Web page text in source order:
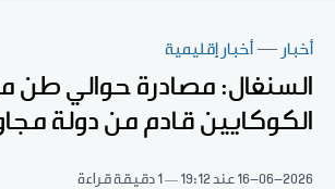
أخبار — أخبار إقليمية
السنغال: مصادرة حوالي طن
الكوكايين قادم من دولة
16-06-2026 عند 19:12 1 دقيقة قراءة